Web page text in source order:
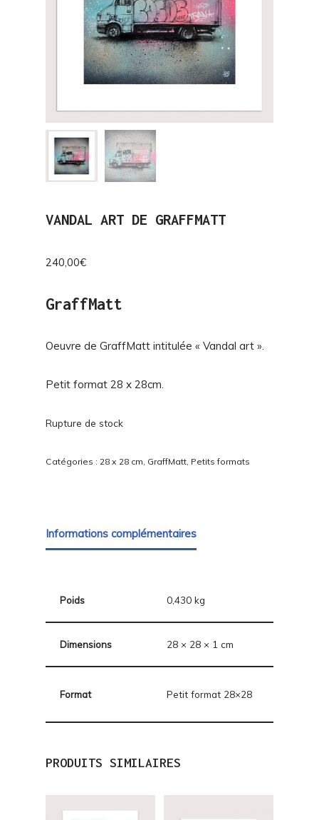
VANDAL ART DE GRAFFMATT
240,00€
GraffMatt
Oeuvre de GraffMatt intitulée « Vandal art ».
Petit format 28 x 28cm.
Rupture de stock
Catégories : 28 x 28 cm GraffMatt Petits formats
Informations complémentaires
Poids 0,430 kg
Dimensions 28 × 28 × 1 cm
Format Petit format 28×28
PRODUITS SIMILAIRES